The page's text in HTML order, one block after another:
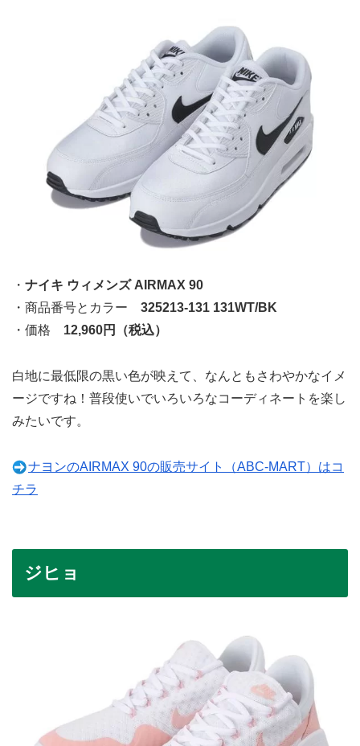
・ ナイキ ウィメンズ AIRMAX 90
・商品番号とカラー 325213-131 131WT/BK
・価格 12,960円（税込）
白地に最低限の黒い色が映えて、なんともさわやかなイメ
ージですね！普段使いでいろいろなコーディネートを楽し
みたいです。
ナヨンのAIRMAX 90の販売サイト（ABC-MART）はコ
チラ
ジヒョ